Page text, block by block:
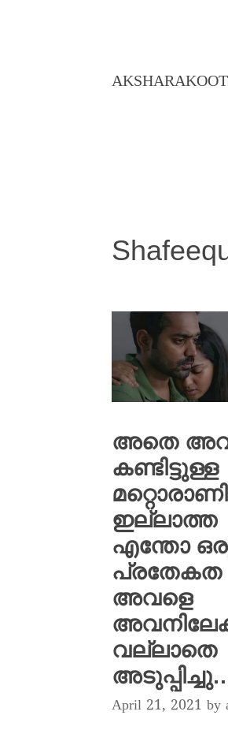
അതെ
കണ്ടിട്ടുള്ള
ഇല്ലാത്ത
എന്തോ
പ്രതേകത
അവളെ
വല്ലാതെ
April 21, 2021 by